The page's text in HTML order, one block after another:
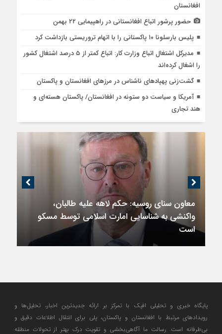
افغانستان
حضور پرشور اتباع افغانستانی در راهپیمایی ۲۲ بهمن
پلیس بارسلونا ۱۰ پاکستانی را با اتهام تروریستی بازداشت کرد
مدیرکل اشتغال اتباع وزارت کار: اتباع کمتر از ۵ درصد اشتغال کشور
را اشغال کرده‌اند
گشت‌زنی پهپادهای ناشناس در مرزهای افغانستان و پاکستان
آمریکا و سیاست دو ستونه در افغانستان/ پاکستان هسته‌ای و
هند تجاری
معاون سنای روسیه: حکم لاهه علیه طالبان،
واکنشی به شناسایی امارت اسلامی توسط مسکو
است
پایگاه خبری و تحلیلی افپک با تمرکز بر ارائه جدیدترین اخبار، تحلیل‌ها و
رویدادهای مرتبط با افغانستان و پاکستان، پلی برای انتقال اطلاعات دقیق و
بی‌طرفانه است. رسالت ما آگاهی‌بخشی و تقویت درک بهتر از تحولات منطقه